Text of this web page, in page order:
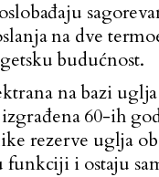
na dve
budućnost.
na bazi uglja
60-ih
rezerve uglja
funkciji i ostaju